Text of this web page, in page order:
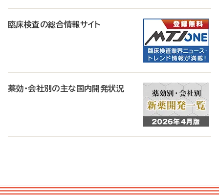
臨床検査の総合情報サイト
薬効・会社別の主な国内開発状況